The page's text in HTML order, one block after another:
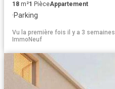
18 m²1 PièceAppartement
·Parking
Vu la première fois il y a 3 semaines
ImmoNeuf